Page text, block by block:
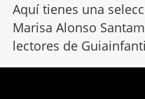
Aquí tienes una
Marisa Alonso
lectores de